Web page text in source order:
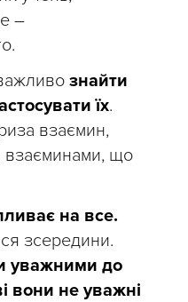
–
знайти
їх.
взаємин,
взаєминами, що
на все.
зсередини.
уважними до
вони не уважні